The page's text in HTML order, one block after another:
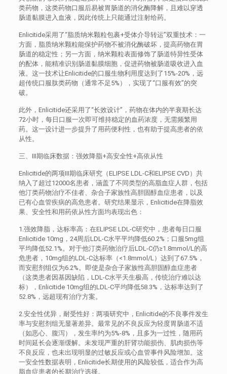
类药物，这类药物口服后易被胃肠道的消化酶降解，且难以穿透
肠道黏膜进入血液，因此传统上只能通过注射给药。
Enlicitide采用了“脂质纳米颗粒包裹+受体介导转运”双重技术：一
方面，脂质纳米颗粒能保护药物不被消化酶破坏，提高药物在胃
肠道的稳定性；另一方面，纳米颗粒表面修饰了肠道特异性受体
的配体，能精准识别肠道黏膜细胞，促进药物被肠道吸收进入血
液。这一技术让Enlicitide的口服生物利用度达到了15%-20%，远
超传统口服肽类药物（通常不足5%），实现了“口服有效”的突
破。
此外，Enlicitide还采用了“长效设计”，药物在体内的半衰期长达
72小时，每日口服一次即可维持稳定的血药浓度，无需频繁用
药。这一设计进一步提升了用药便利性，也有助于提高患者的依
从性。
三、III期临床数据：强效降脂+高安全性+高依从性
Enlicitide的两项III期临床研究（ELIPSE LDL-C和ELIPSE CVD）共
纳入了超过12000名患者，涵盖了不同类型的高脂血症人群，包括
他汀类药物治疗不佳者、杂合子家族性高胆固醇血症患者，以及
已有心血管疾病的高危患者。研究结果显示，Enlicitide在降脂效
果、安全性和用药依从性方面均表现出色：
1.强效降脂，达标率高：在ELIPSE LDL-C研究中，患者每日口服
Enlicitide 10mg，24周后LDL-C水平平均降低60.2%；口服5mg组
平均降低52.1%。对于他汀类药物治疗后LDL-C仍≥1.8mmol/L的高
危患者，10mg组的LDL-C达标率（<1.8mmol/L）达到了67.5%，
而安慰剂组仅为6.2%。即使是杂合子家族性高胆固醇血症患者
（这类患者因基因缺陷，LDL-C水平天生极高，传统治疗难以达
标），Enlicitide 10mg组的LDL-C平均降低58.3%，达标率达到了
52.8%，远超现有治疗方案。
2.安全性优异，耐受性好：两项研究中，Enlicitide的不良事件发生
率与安慰剂组无显著差异。最常见的不良反应为轻度胃肠道不适
（如恶心、腹泻），发生率约为5%-8%，且多为一过性，随用药
时间延长会逐渐缓解。未发现严重的肝肾功能损伤、肌肉损伤等
不良反应，也未出现明显的过敏反应或心血管事件风险增加。这
一安全性数据表明，Enlicitide长期使用的风险较低，适合作为高
脂血症患者的长期治疗选择。